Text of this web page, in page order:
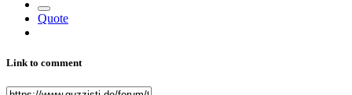
Quote
Link to comment